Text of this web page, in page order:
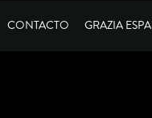
CONTACTO GRAZIA